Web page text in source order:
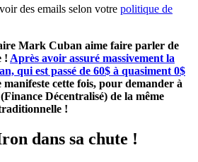
des emails selon votre politique de
Mark Cuban aime faire parler de
! Après avoir assuré massivement la
qui est passé de 60$ à quasiment 0$
manifeste cette fois, pour demander à
Décentralisé) de la même
!
dans sa chute !